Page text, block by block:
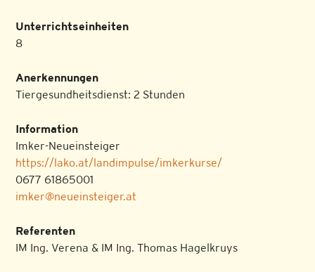
Unterrichtseinheiten
8
Anerkennungen
Tiergesundheitsdienst: 2 Stunden
Information
Imker-Neueinsteiger
https://lako.at/landimpulse/imkerkurse/
0677 61865001
imker@neueinsteiger.at
Referenten
IM Ing. Verena & IM Ing. Thomas Hagelkruys